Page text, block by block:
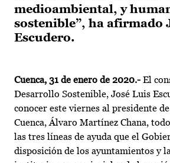
medioambiental, y
sostenible”, ha afirmado
Escudero.
Cuenca, 31 de enero de 2020.- El
Desarrollo Sostenible, José Luis
conocer este viernes al presidente
Cuenca, Álvaro Martínez Chana,
las tres líneas de ayuda que el
disposición de los ayuntamientos y